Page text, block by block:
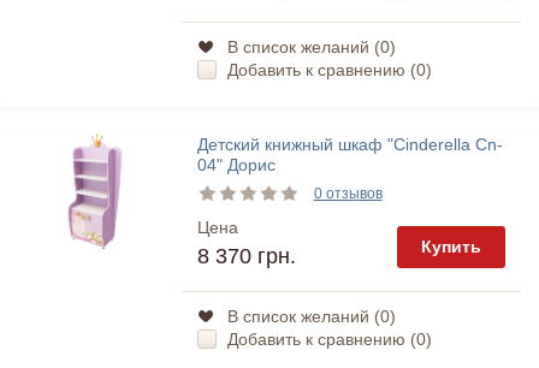
В список желаний (0)
Добавить к сравнению (0)
Детский книжный шкаф "Cinderella Cn-
04" Дорис
0 отзывов
Цена
8 370 грн. Купить
В список желаний (0)
Добавить к сравнению (0)